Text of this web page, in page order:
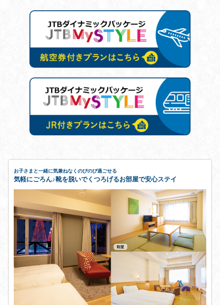
お子さまと一緒に気兼ねなくのびのび過ごせる
気軽にごろん♪靴を脱いでくつろげるお部屋で安心ステイ